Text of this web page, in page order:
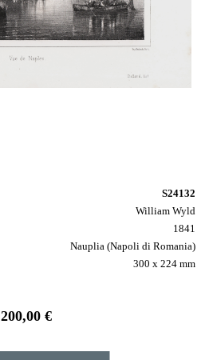
S24132
William Wyld
1841
Nauplia (Napoli di Romania)
300 x 224 mm
200,00 €